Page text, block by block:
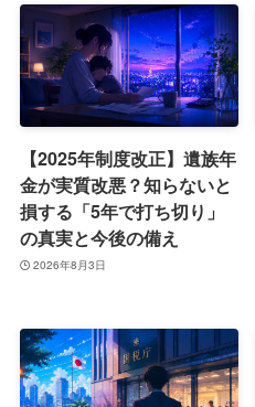
【2025年制度改正】遺族年
金が実質改悪？知らないと
損する「5年で打ち切り」
の真実と今後の備え
2026年8月3日